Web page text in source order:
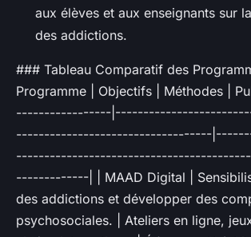
aux élèves et aux enseignants sur
des addictions.
### Tableau Comparatif des
Programme | Objectifs | Méthodes |
-----------------
-----------------------------------
-------------| | MAAD Digital |
des addictions et développer des
psychosociales. | Ateliers en ligne,